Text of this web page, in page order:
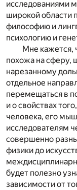
исследованиями
широкой области
философию и
психологию и
Мне кажется,
похожа на сферу,
нарезанному
отдельное
перемещаться в
и о свойствах
человека, его
исследователям
совершенно
физики до
будет полезно
зависимости от